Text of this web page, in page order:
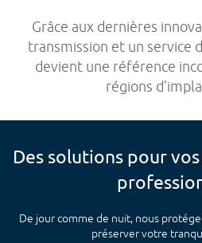
Grâce aux dernières
transmission et un service
devient une référence
régions
Des solutions pour
De jour comme de nuit, nous
préserver votre